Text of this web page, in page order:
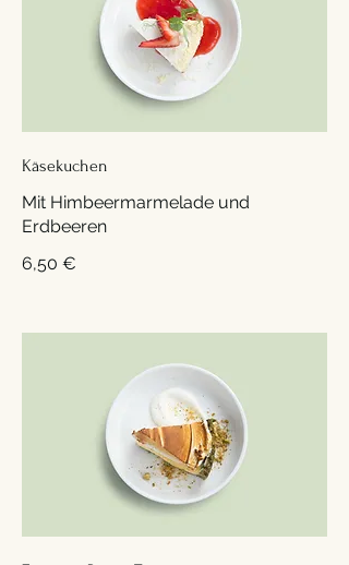
Käsekuchen
Mit Himbeermarmelade und
Erdbeeren
6,50 €